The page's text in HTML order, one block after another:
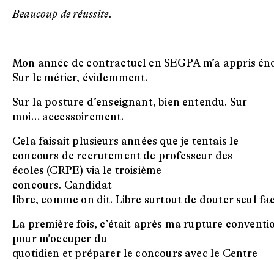
Beaucoup de réussite.
Mon année de contractuel en SEGPA m’a appris
Sur le métier, évidemment.
Sur la posture d’enseignant, bien entendu. Sur
moi… accessoirement.
Cela faisait plusieurs années que je tentais le
concours de recrutement de professeur des
écoles (CRPE) via le troisième
concours. Candidat
libre, comme on dit. Libre surtout de douter seul
La première fois, c’était après ma rupture
pour m’occuper du
quotidien et préparer le concours avec le Centre